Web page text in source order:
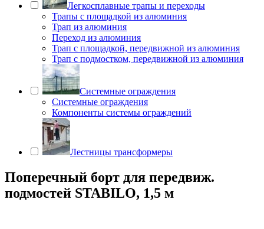
Легкосплавные трапы и переходы
Трапы с площадкой из алюминия
Трап из алюминия
Переход из алюминия
Трап с площадкой, передвижной из алюминия
Трап с подмостком, передвижной из алюминия
Системные ограждения
Системные ограждения
Компоненты системы ограждений
Лестницы трансформеры
Поперечный борт для передвиж.
подмостей STABILO, 1,5 м